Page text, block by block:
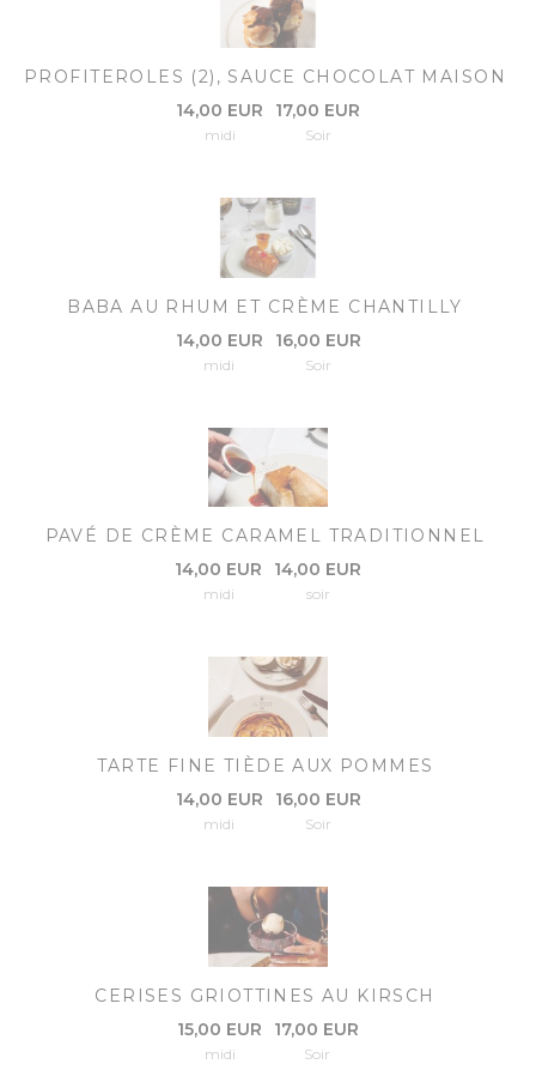
PROFITEROLES (2), SAUCE CHOCOLAT MAISON
14,00 EUR
midi
17,00 EUR
Soir
BABA AU RHUM ET CRÈME CHANTILLY
14,00 EUR
midi
16,00 EUR
Soir
PAVÉ DE CRÈME CARAMEL TRADITIONNEL
14,00 EUR
midi
14,00 EUR
soir
TARTE FINE TIÈDE AUX POMMES
14,00 EUR
midi
16,00 EUR
Soir
CERISES GRIOTTINES AU KIRSCH
15,00 EUR
midi
17,00 EUR
Soir